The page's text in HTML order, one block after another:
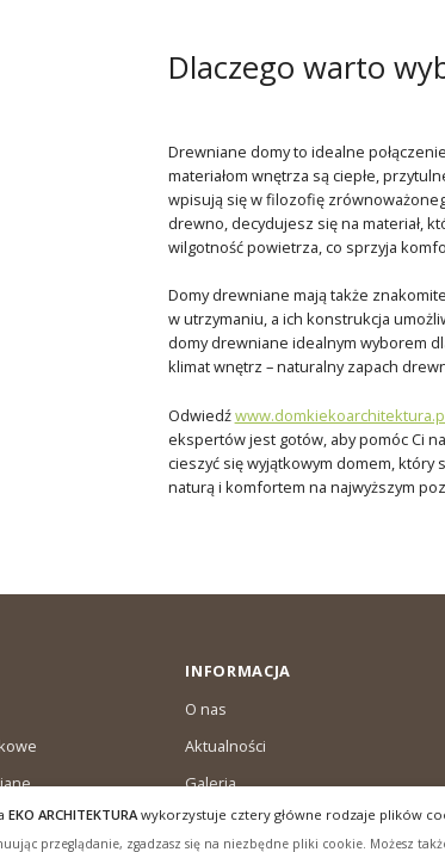
Dlaczego warto
Drewniane domy to idealne
materiałom wnętrza są ciepłe,
wpisują się w filozofię
drewno, decydujesz się na materiał,
wilgotność powietrza, co sprzyja
Domy drewniane mają także
w utrzymaniu, a ich konstrukcja
domy drewniane idealnym wyborem
klimat wnętrz – naturalny zapach
Odwiedź
ekspertów jest gotów, aby pomóc Ci
cieszyć się wyjątkowym domem, który
naturą i komfortem na najwyższym
INFORMACJA
O nas
Aktualności
Galeria
Warunki dostawy & Gwarancja
EKO ARCHITEKTURAwykorzystuje cztery główne rodzaje plików
przeglądanie, zgadzasz się na niezbędne pliki cookie. Możesz